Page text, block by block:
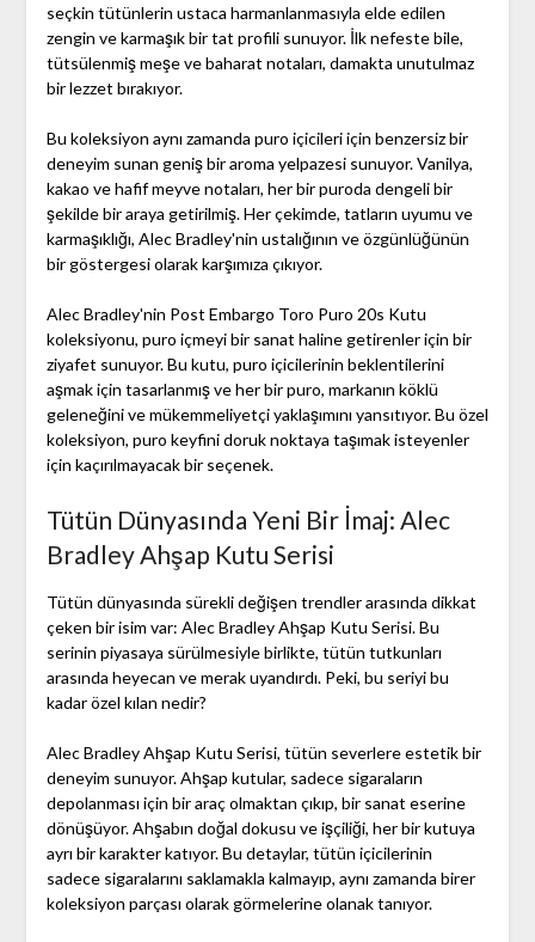
seçkin tütünlerin ustaca harmanlanmasıyla elde edilen
zengin ve karmaşık bir tat profili sunuyor. İlk nefeste bile,
tütsülenmiş meşe ve baharat notaları, damakta unutulmaz
bir lezzet bırakıyor.
Bu koleksiyon aynı zamanda puro içicileri için benzersiz bir
deneyim sunan geniş bir aroma yelpazesi sunuyor. Vanilya,
kakao ve hafif meyve notaları, her bir puroda dengeli bir
şekilde bir araya getirilmiş. Her çekimde, tatların uyumu ve
karmaşıklığı, Alec Bradley'nin ustalığının ve özgünlüğünün
bir göstergesi olarak karşımıza çıkıyor.
Alec Bradley'nin Post Embargo Toro Puro 20s Kutu
koleksiyonu, puro içmeyi bir sanat haline getirenler için bir
ziyafet sunuyor. Bu kutu, puro içicilerinin beklentilerini
aşmak için tasarlanmış ve her bir puro, markanın köklü
geleneğini ve mükemmeliyetçi yaklaşımını yansıtıyor. Bu özel
koleksiyon, puro keyfini doruk noktaya taşımak isteyenler
için kaçırılmayacak bir seçenek.
Tütün Dünyasında Yeni Bir İmaj: Alec
Bradley Ahşap Kutu Serisi
Tütün dünyasında sürekli değişen trendler arasında dikkat
çeken bir isim var: Alec Bradley Ahşap Kutu Serisi. Bu
serinin piyasaya sürülmesiyle birlikte, tütün tutkunları
arasında heyecan ve merak uyandırdı. Peki, bu seriyi bu
kadar özel kılan nedir?
Alec Bradley Ahşap Kutu Serisi, tütün severlere estetik bir
deneyim sunuyor. Ahşap kutular, sadece sigaraların
depolanması için bir araç olmaktan çıkıp, bir sanat eserine
dönüşüyor. Ahşabın doğal dokusu ve işçiliği, her bir kutuya
ayrı bir karakter katıyor. Bu detaylar, tütün içicilerinin
sadece sigaralarını saklamakla kalmayıp, aynı zamanda birer
koleksiyon parçası olarak görmelerine olanak tanıyor.